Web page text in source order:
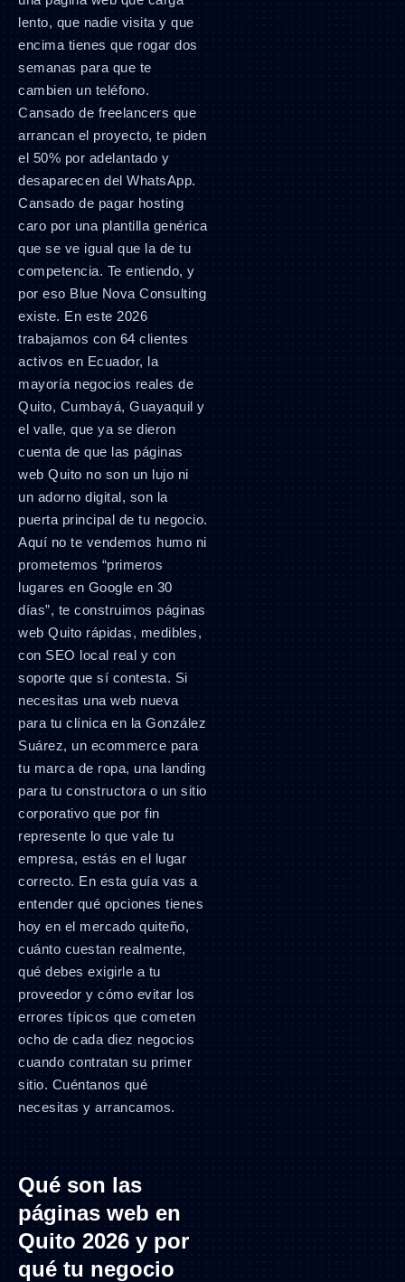
lento, que nadie visita y que
encima tienes que rogar dos
semanas para que te
cambien un teléfono.
Cansado de freelancers que
arrancan el proyecto, te piden
el 50% por adelantado y
desaparecen del WhatsApp.
Cansado de pagar hosting
caro por una plantilla genérica
que se ve igual que la de tu
competencia. Te entiendo, y
por eso Blue Nova Consulting
existe. En este 2026
trabajamos con 64 clientes
activos en Ecuador, la
mayoría negocios reales de
Quito, Cumbayá, Guayaquil y
el valle, que ya se dieron
cuenta de que las páginas
web Quito no son un lujo ni
un adorno digital, son la
puerta principal de tu negocio.
Aquí no te vendemos humo ni
prometemos “primeros
lugares en Google en 30
días”, te construimos páginas
web Quito rápidas, medibles,
con SEO local real y con
soporte que sí contesta. Si
necesitas una web nueva
para tu clínica en la González
Suárez, un ecommerce para
tu marca de ropa, una landing
para tu constructora o un sitio
corporativo que por fin
represente lo que vale tu
empresa, estás en el lugar
correcto. En esta guía vas a
entender qué opciones tienes
hoy en el mercado quiteño,
cuánto cuestan realmente,
qué debes exigirle a tu
proveedor y cómo evitar los
errores típicos que cometen
ocho de cada diez negocios
cuando contratan su primer
sitio. Cuéntanos qué
necesitas y arrancamos.
Qué son las
páginas web en
Quito 2026 y por
qué tu negocio